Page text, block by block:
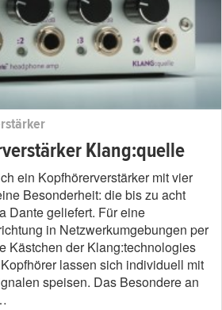
Klang:quelle
ein Kopfhörerverstärker mit vier
Besonderheit: die bis zu acht
Dante geliefert. Für eine
in Netzwerkumgebungen per
Kästchen der Klang:technologies
lassen sich individuell mit
speisen. Das Besondere an